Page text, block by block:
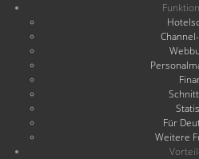
Für
Weitere